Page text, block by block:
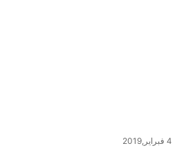
4 فبراير,2019